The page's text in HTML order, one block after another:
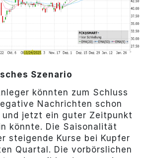
Szenario
könnten zum Schluss
Nachrichten schon
und jetzt ein guter Zeitpunkt
könnte. Die Saisonalität
steigende Kurse bei Kupfer
Quartal. Die vorbörslichen